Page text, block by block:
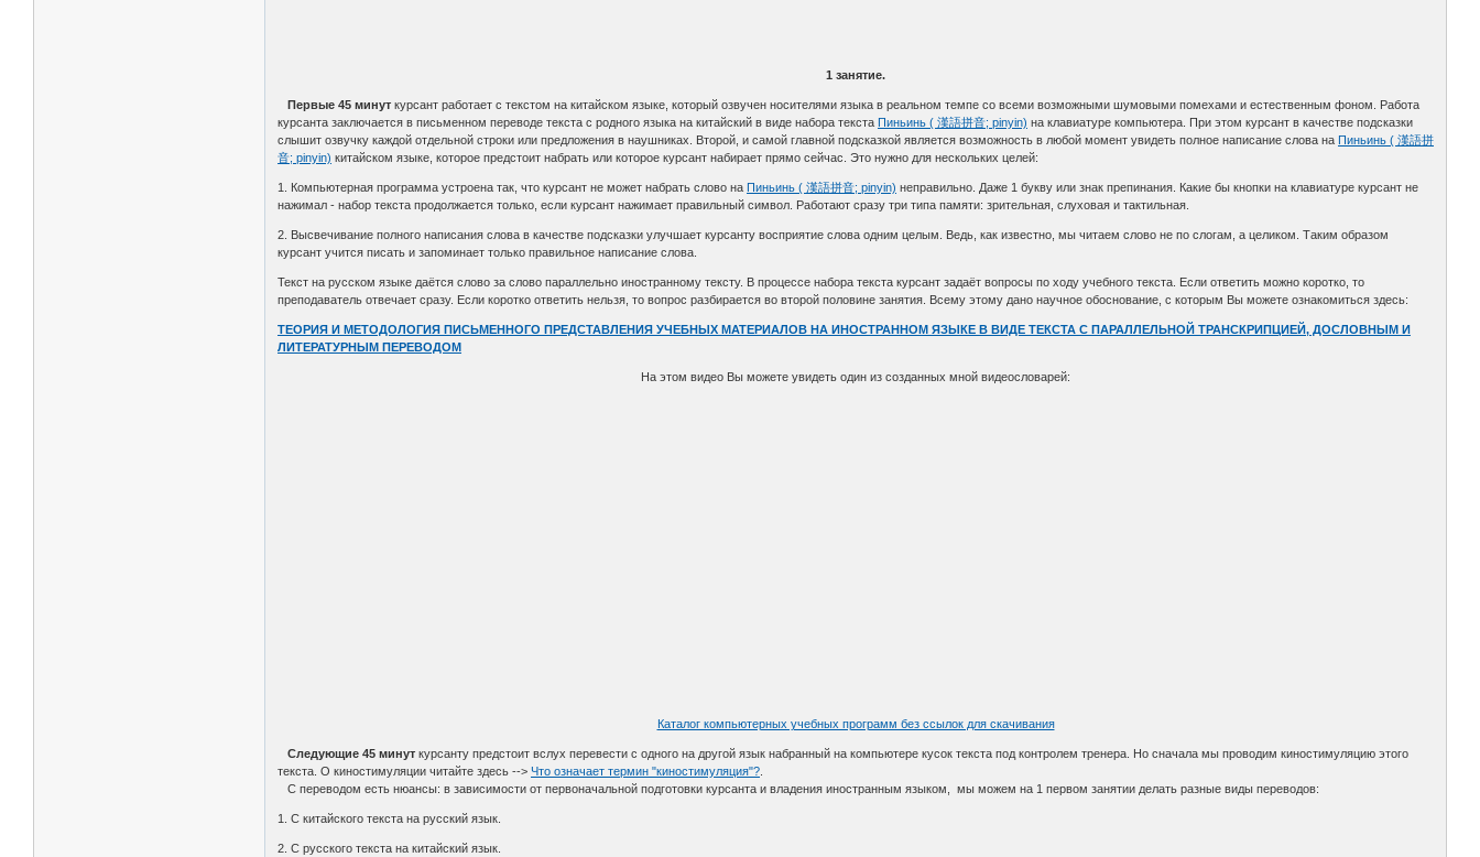
1 занятие.
Первые 45 минут курсант работает с текстом на китайском языке, который озвучен носителями языка в реальном темпе со всеми возможными шумовыми помехами и естественным фоном. Работа
курсанта заключается в письменном переводе текста с родного языка на китайский в виде набора текста Пиньинь ( 漢語拼音; pinyin) на клавиатуре компьютера. При этом курсант в качестве подсказки
слышит озвучку каждой отдельной строки или предложения в наушниках. Второй, и самой главной подсказкой является возможность в любой момент увидеть полное написание слова на Пиньинь ( 漢語拼
音; pinyin) китайском языке, которое предстоит набрать или которое курсант набирает прямо сейчас. Это нужно для нескольких целей:
1. Компьютерная программа устроена так, что курсант не может набрать слово на Пиньинь ( 漢語拼音; pinyin) неправильно. Даже 1 букву или знак препинания. Какие бы кнопки на клавиатуре курсант не
нажимал - набор текста продолжается только, если курсант нажимает правильный символ. Работают сразу три типа памяти: зрительная, слуховая и тактильная.
2. Высвечивание полного написания слова в качестве подсказки улучшает курсанту восприятие слова одним целым. Ведь, как известно, мы читаем слово не по слогам, а целиком. Таким образом
курсант учится писать и запоминает только правильное написание слова.
Текст на русском языке даётся слово за слово параллельно иностранному тексту. В процессе набора текста курсант задаёт вопросы по ходу учебного текста. Если ответить можно коротко, то
преподаватель отвечает сразу. Если коротко ответить нельзя, то вопрос разбирается во второй половине занятия. Всему этому дано научное обоснование, с которым Вы можете ознакомиться здесь:
ТЕОРИЯ И МЕТОДОЛОГИЯ ПИСЬМЕННОГО ПРЕДСТАВЛЕНИЯ УЧЕБНЫХ МАТЕРИАЛОВ НА ИНОСТРАННОМ ЯЗЫКЕ В ВИДЕ ТЕКСТА С ПАРАЛЛЕЛЬНОЙ ТРАНСКРИПЦИЕЙ, ДОСЛОВНЫМ И
ЛИТЕРАТУРНЫМ ПЕРЕВОДОМ
На этом видео Вы можете увидеть один из созданных мной видеословарей:
Каталог компьютерных учебных программ без ссылок для скачивания
Следующие 45 минуткурсанту предстоит вслух перевести с одного на другой язык набранный на компьютере кусок текста под контролем тренера. Но сначала мы проводим киностимуляцию этого
текста. О киностимуляции читайте здесь -->Что означает термин "киностимуляция"?
С переводом есть нюансы: в зависимости от первоначальной подготовки курсанта и владения иностранным языком, мы можем на 1 первом занятии делать разные виды переводов:
1. С китайского текста на русский язык.
2. С русского текста на китайский язык.